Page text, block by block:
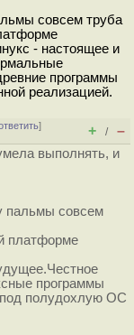
совсем труба
- настоящее и
программы
реализацией.
]
+ / –
выполнять, и
пальмы совсем
платформе
программы
под полудохлую ОС